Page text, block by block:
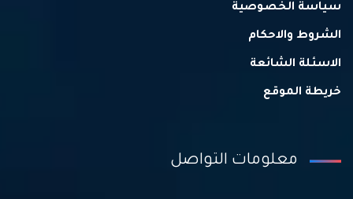
سياسة الخصوصية
الشروط والاحكام
الاسئلة الشائعة
خريطة الموقع
معلومات التواصل